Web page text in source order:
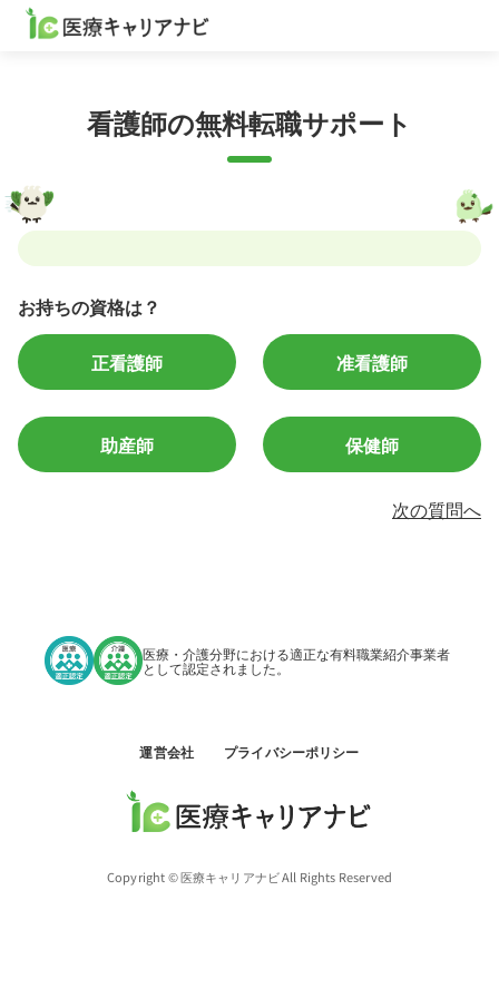
看護師の無料転職サポート
お持ちの資格は？
正看護師 准看護師
助産師 保健師
次の質問へ
医療・介護分野における適正な有料職業紹介事業者
として認定されました。
運営会社 プライバシーポリシー
Copyright © 医療キャリアナビ All Rights Reserved